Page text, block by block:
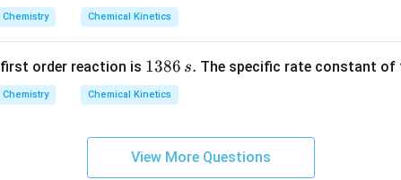
Chemistry Chemical Kinetics
order reaction is 1
3
8
1386 s. The specific rate constant of
Chemistry Chemical Kinetics
View More Questions